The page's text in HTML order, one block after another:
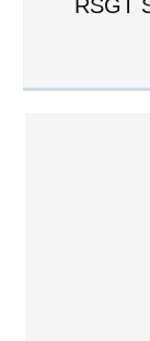
RSGT